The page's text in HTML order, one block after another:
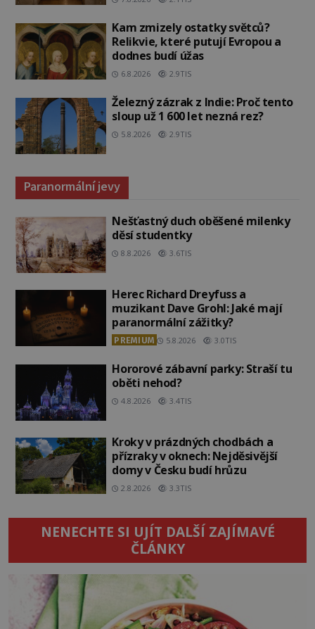
Kam zmizely ostatky světců?
Relikvie, které putují Evropou a
dodnes budí úžas
6.8.2026 2.9TIS
Železný zázrak z Indie: Proč tento
sloup už 1 600 let nezná rez?
5.8.2026 2.9TIS
Paranormální jevy
Nešťastný duch oběšené milenky
děsí studentky
8.8.2026 3.6TIS
Herec Richard Dreyfuss a
muzikant Dave Grohl: Jaké mají
paranormální zážitky?
PREMIUM 5.8.2026 3.0TIS
Hororové zábavní parky: Straší tu
oběti nehod?
4.8.2026 3.4TIS
Kroky v prázdných chodbách a
přízraky v oknech: Nejděsivější
domy v Česku budí hrůzu
2.8.2026 3.3TIS
NENECHTE SI UJÍT DALŠÍ ZAJÍMAVÉ
ČLÁNKY